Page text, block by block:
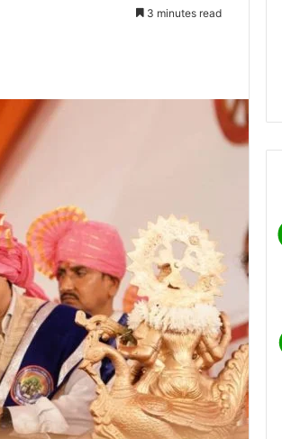
3 minutes read